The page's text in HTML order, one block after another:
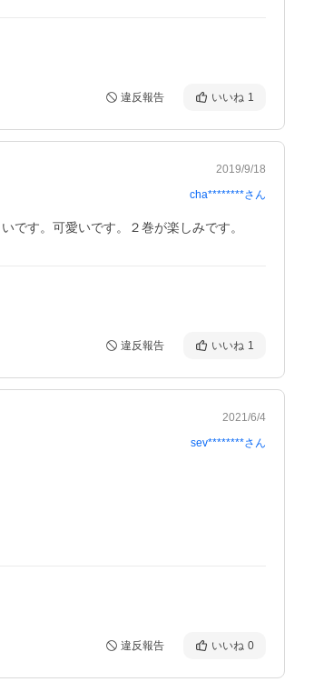
違反報告 いいね 1
2019/9/18
cha********さん
です。可愛いです。２巻が楽しみです。
違反報告 いいね 1
2021/6/4
sev********さん
違反報告 いいね 0